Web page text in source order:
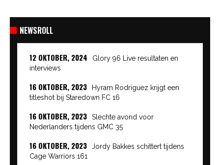
NEWSROLL
12 OKTOBER, 2024
Glory 96 Live resultaten en
interviews
16 OKTOBER, 2023
Hyram Rodriguez krijgt een
titleshot bij Staredown FC 16
16 OKTOBER, 2023
Slechte avond voor
Nederlanders tijdens GMC 35
16 OKTOBER, 2023
Jordy Bakkes schittert tijdens
Cage Warriors 161